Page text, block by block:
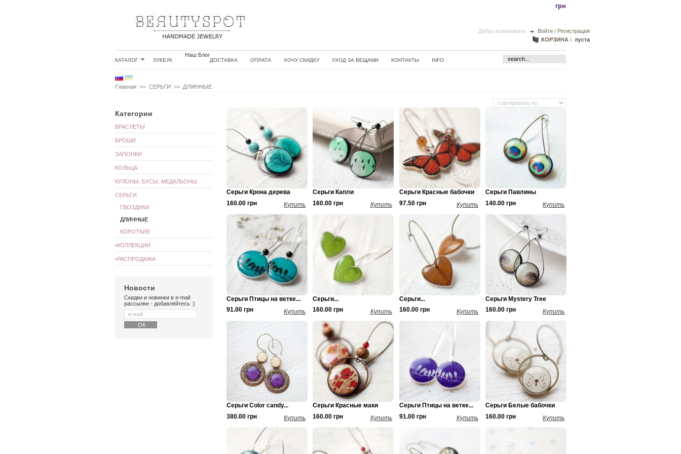
грн
Добро пожаловать
Войти / Регистрация
КОРЗИНА : пуста
КАТАЛОГ ЛУКБУК
Наш Блог
ДОСТАВКА ОПЛАТА ХОЧУ СКИДКУ УХОД ЗА ВЕЩАМИ КОНТАКТЫ INFO
Главная >> СЕРЬГИ >> ДЛИННЫЕ
Серьги Крона дерева
160.00 грн
Купить
Серьги Капли
160.00 грн
Купить
Серьги Красные бабочки
97.50 грн
Купить
Серьги Павлины
140.00 грн
Купить
Серьги Птицы на ветке...
91.00 грн
Купить
Серьги...
160.00 грн
Купить
Серьги...
160.00 грн
Купить
Серьги Mystery Tree
160.00 грн
Купить
Серьги Color candy...
380.00 грн
Купить
Серьги Красные маки
160.00 грн
Купить
Серьги Птицы на ветке...
91.00 грн
Купить
Серьги Белые бабочки
160.00 грн
Купить
Категории
БРАСЛЕТЫ
БРОШИ
ЗАПОНКИ
КОЛЬЦА
КУЛОНЫ, БУСЫ, МЕДАЛЬОНЫ
СЕРЬГИ
ГВОЗДИКИ
ДЛИННЫЕ
КОРОТКИЕ
•КОЛЛЕКЦИИ
•РАСПРОДАЖА
Новости
Скидки и новинки в e-mail
рассылке - добавляйтесь :)